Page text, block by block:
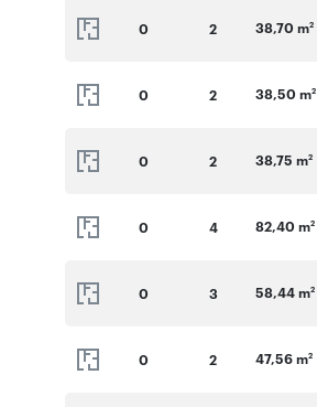
0 2 38,70 m2
0 2 38,50 m2
0 2 38,75 m2
0 4 82,40 m2
0 3 58,44 m2
0 2 47,56 m2